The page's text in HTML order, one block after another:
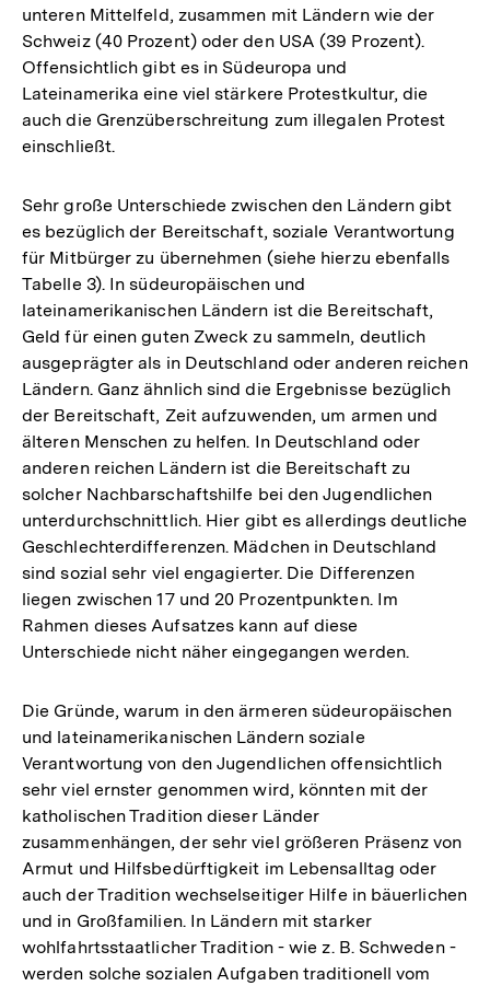
unteren Mittelfeld, zusammen mit Ländern wie der
Schweiz (40 Prozent) oder den USA (39 Prozent).
Offensichtlich gibt es in Südeuropa und
Lateinamerika eine viel stärkere Protestkultur, die
auch die Grenzüberschreitung zum illegalen Protest
einschließt.
Sehr große Unterschiede zwischen den Ländern gibt
es bezüglich der Bereitschaft, soziale Verantwortung
für Mitbürger zu übernehmen (siehe hierzu ebenfalls
Tabelle 3). In südeuropäischen und
lateinamerikanischen Ländern ist die Bereitschaft,
Geld für einen guten Zweck zu sammeln, deutlich
ausgeprägter als in Deutschland oder anderen reichen
Ländern. Ganz ähnlich sind die Ergebnisse bezüglich
der Bereitschaft, Zeit aufzuwenden, um armen und
älteren Menschen zu helfen. In Deutschland oder
anderen reichen Ländern ist die Bereitschaft zu
solcher Nachbarschaftshilfe bei den Jugendlichen
unterdurchschnittlich. Hier gibt es allerdings deutliche
Geschlechterdifferenzen. Mädchen in Deutschland
sind sozial sehr viel engagierter. Die Differenzen
liegen zwischen 17 und 20 Prozentpunkten. Im
Rahmen dieses Aufsatzes kann auf diese
Unterschiede nicht näher eingegangen werden.
Die Gründe, warum in den ärmeren südeuropäischen
und lateinamerikanischen Ländern soziale
Verantwortung von den Jugendlichen offensichtlich
sehr viel ernster genommen wird, könnten mit der
katholischen Tradition dieser Länder
zusammenhängen, der sehr viel größeren Präsenz von
Armut und Hilfsbedürftigkeit im Lebensalltag oder
auch der Tradition wechselseitiger Hilfe in bäuerlichen
und in Großfamilien. In Ländern mit starker
wohlfahrtsstaatlicher Tradition - wie z. B. Schweden -
werden solche sozialen Aufgaben traditionell vom